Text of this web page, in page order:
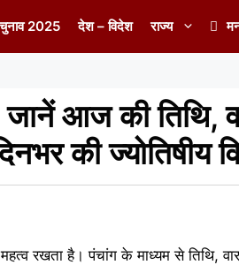
चुनाव 2025 देश – विदेश राज्य
आज की तिथि,
की ज्योतिषीय
रखता है। पंचांग के माध्यम से तिथि,